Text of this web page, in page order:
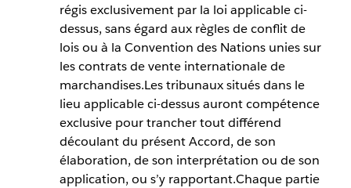
régis exclusivement par la loi applicable ci-
dessus, sans égard aux règles de conflit de
lois ou à la Convention des Nations unies sur
les contrats de vente internationale de
marchandises.Les tribunaux situés dans le
lieu applicable ci-dessus auront compétence
exclusive pour trancher tout différend
découlant du présent Accord, de son
élaboration, de son interprétation ou de son
application, ou s’y rapportant.Chaque partie